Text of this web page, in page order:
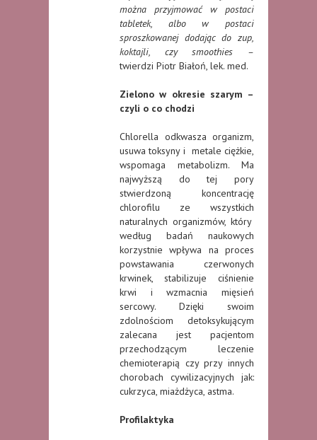
można przyjmować w postaci
tabletek, albo w postaci
sproszkowanej dodając do zup,
koktajli, czy smoothies –
twierdzi Piotr Białoń, lek. med.
Zielono w okresie szarym –
czyli o co chodzi
Chlorella odkwasza organizm,
usuwa toksyny i metale ciężkie,
wspomaga metabolizm. Ma
najwyższą do tej pory
stwierdzoną koncentrację
chlorofilu ze wszystkich
naturalnych organizmów, który
według badań naukowych
korzystnie wpływa na proces
powstawania czerwonych
krwinek, stabilizuje ciśnienie
krwi i wzmacnia mięsień
sercowy. Dzięki swoim
zdolnościom detoksykującym
zalecana jest pacjentom
przechodzącym leczenie
chemioterapią czy przy innych
chorobach cywilizacyjnych jak:
cukrzyca, miażdżyca, astma.
Profilaktyka